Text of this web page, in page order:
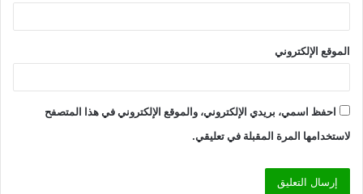
الموقع الإلكتروني
احفظ اسمي، بريدي الإلكتروني، والموقع الإلكتروني في هذا المتصفح
لاستخدامها المرة المقبلة في تعليقي.